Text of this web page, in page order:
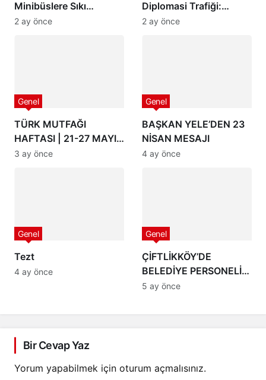
Minibüslere Sıkı
Denetim
2 ay önce
Diplomasi Trafiği:
Bölgesel İş Birliği, Kivi
2 ay önce
TÜRK MUTFAĞI
HAFTASI | 21-27 MAYIS
2026
Genel
3 ay önce
BAŞKAN YELE’DEN 23
NİSAN MESAJI
Genel
4 ay önce
Tezt
Genel
4 ay önce
ÇİFTLİKKÖY’DE
BELEDİYE PERSONELİ
İHALE EĞİTİMİ ALDI
Genel
5 ay önce
Bir Cevap Yaz
Yorum yapabilmek için oturum açmalısınız.